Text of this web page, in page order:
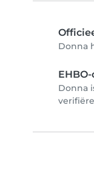
Donna
Donna